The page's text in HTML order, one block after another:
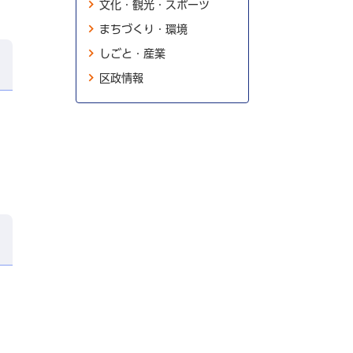
文化・観光・スポーツ
まちづくり・環境
しごと・産業
区政情報